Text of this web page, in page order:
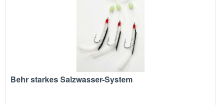
Behr starkes Salzwasser-System